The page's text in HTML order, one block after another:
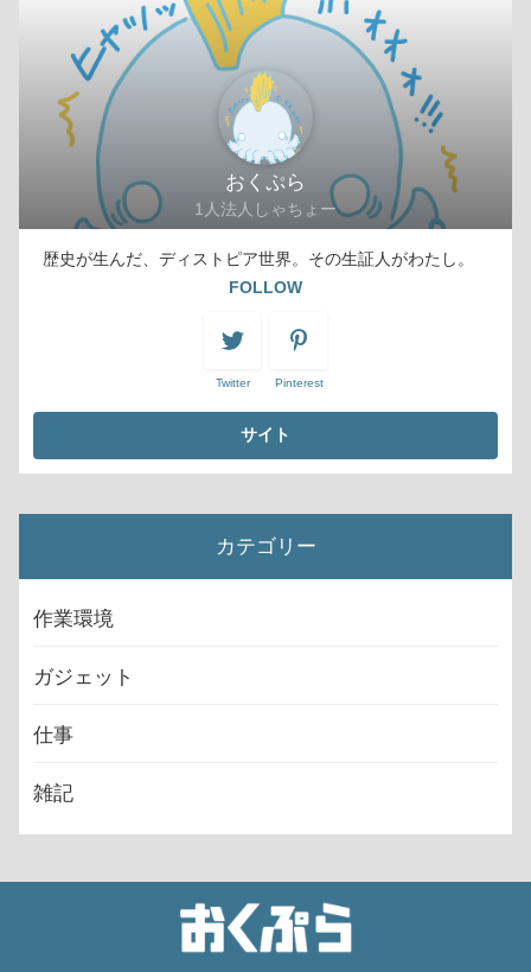
おくぷら
1人法人しゃちょー
歴史が生んだ、ディストピア世界。その生証人がわたし。
FOLLOW
Twitter Pinterest
カテゴリー
作業環境
ガジェット
仕事
雑記